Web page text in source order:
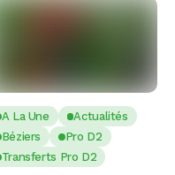
A La Une
Actualités
Béziers
Pro D2
Transferts Pro D2